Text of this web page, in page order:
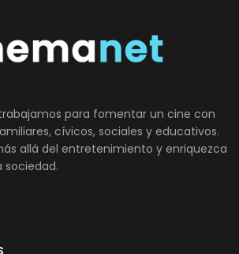
para fomentar un cine con
cívicos, sociales y educativos.
allá del entretenimiento y enriquezca
sociedad.